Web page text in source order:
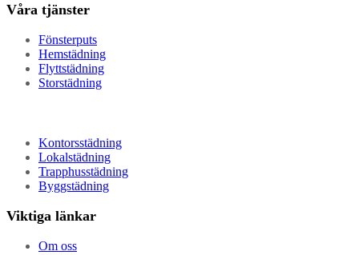
Våra tjänster
Fönsterputs
Hemstädning
Flyttstädning
Storstädning
Kontorsstädning
Lokalstädning
Trapphusstädning
Byggstädning
Viktiga länkar
Om oss